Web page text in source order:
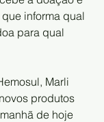
informa qual
para qual
Marli
produtos
de hoje